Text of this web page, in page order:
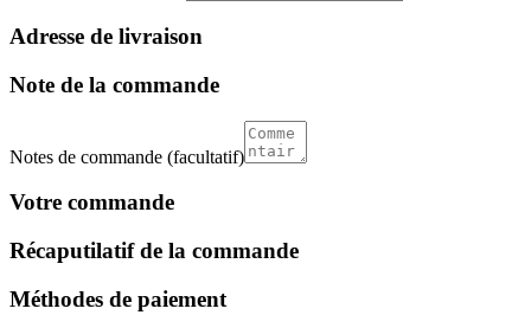
Adresse de livraison
Note de la commande
Notes de commande (facultatif)
Votre commande
Récaputilatif de la commande
Méthodes de paiement